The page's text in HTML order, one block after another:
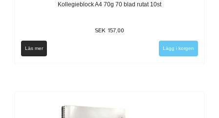
Kollegieblock A4 70g 70 blad rutat 10st
SEK 157,00
Läs mer